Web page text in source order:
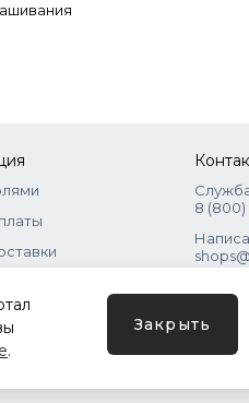
8 (800)
г.
зд. 11 с. 1
.
Закрыть